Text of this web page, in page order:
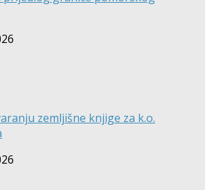
zemljišne knjige za k.o.